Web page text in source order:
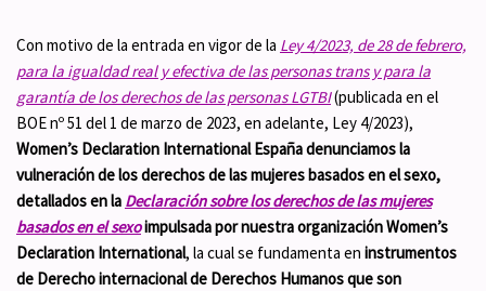
Con motivo de la entrada en vigor de la Ley 4/2023, de 28 de febrero,
para la igualdad real y efectiva de las personas trans y para la
garantía de los derechos de las personas LGTBI(publicada en el
BOE nº 51 del 1 de marzo de 2023, en adelante, Ley 4/2023),
Women’s Declaration International Españadenunciamos la
vulneración de los derechos de las mujeres basados en el sexo,
detallados en la Declaración sobre los derechos de las mujeres
basados en el sexoimpulsada por nuestra organización Women’s
Declaration International, la cual se fundamenta en instrumentos
de Derecho internacional de Derechos Humanos que son